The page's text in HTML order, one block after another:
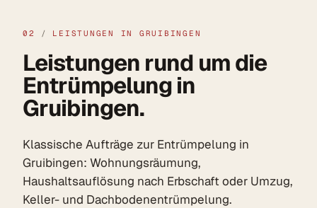
02 / LEISTUNGEN IN GRUIBINGEN
Leistungen rund um die
Entrümpelung in
Gruibingen.
Klassische Aufträge zur Entrümpelung in
Gruibingen: Wohnungsräumung,
Haushaltsauflösung nach Erbschaft oder Umzug,
Keller- und Dachbodenentrümpelung.